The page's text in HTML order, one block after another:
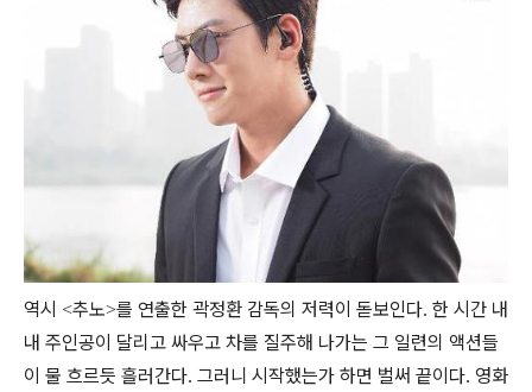
역시 <추노>를 연출한 곽정환 감독의 저력이 돋보인다. 한 시간 내
내 주인공이 달리고 싸우고 차를 질주해 나가는 그 일련의 액션들
이 물 흐르듯 흘러간다. 그러니 시작했는가 하면 벌써 끝이다. 영화